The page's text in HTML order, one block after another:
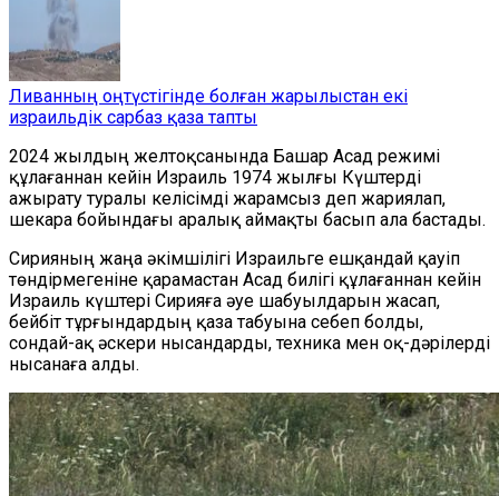
Ливанның оңтүстігінде болған жарылыстан екі
израильдік сарбаз қаза тапты
2024 жылдың желтоқсанында Башар Асад режимі
құлағаннан кейін Израиль 1974 жылғы Күштерді
ажырату туралы келісімді жарамсыз деп жариялап,
шекара бойындағы аралық аймақты басып ала бастады.
Сирияның жаңа әкімшілігі Израильге ешқандай қауіп
төндірмегеніне қарамастан Асад билігі құлағаннан кейін
Израиль күштері Сирияға әуе шабуылдарын жасап,
бейбіт тұрғындардың қаза табуына себеп болды,
сондай-ақ әскери нысандарды, техника мен оқ-дәрілерді
нысанаға алды.